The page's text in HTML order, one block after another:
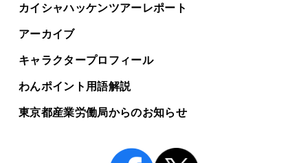
カイシャハッケンツアーレポート
アーカイブ
キャラクタープロフィール
わんポイント用語解説
東京都産業労働局からのお知らせ